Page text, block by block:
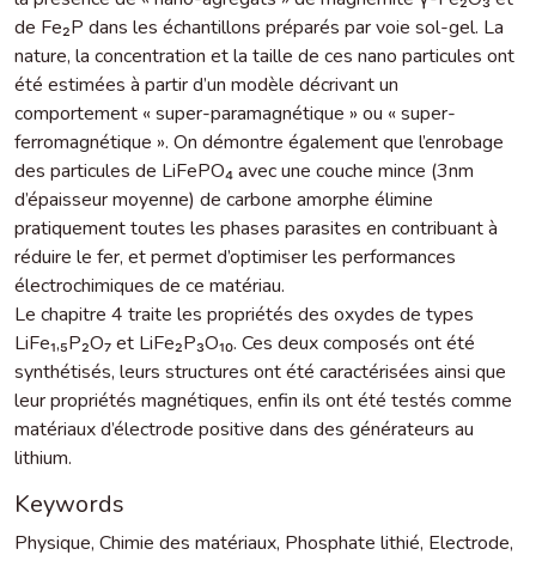
de Fe₂P dans les échantillons préparés par voie sol-gel. La
nature, la concentration et la taille de ces nano particules ont
été estimées à partir d’un modèle décrivant un
comportement « super-paramagnétique » ou « super-
ferromagnétique ». On démontre également que l’enrobage
des particules de LiFePO₄ avec une couche mince (3nm
d’épaisseur moyenne) de carbone amorphe élimine
pratiquement toutes les phases parasites en contribuant à
réduire le fer, et permet d’optimiser les performances
électrochimiques de ce matériau.
Le chapitre 4 traite les propriétés des oxydes de types
LiFe₁,₅P₂O₇ et LiFe₂P₃O₁₀. Ces deux composés ont été
synthétisés, leurs structures ont été caractérisées ainsi que
leur propriétés magnétiques, enfin ils ont été testés comme
matériaux d’électrode positive dans des générateurs au
lithium.
Keywords
Physique, Chimie des matériaux, Phosphate lithié, Electrode,